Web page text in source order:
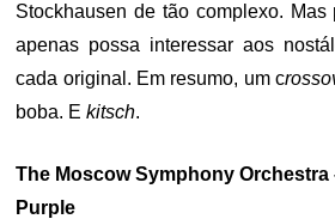
Stockhausen de tão complexo.
apenas possa interessar aos
cada original. Em resumo, um c
boba. Ekitsch.
The Moscow Symphony Orchestra
Purple